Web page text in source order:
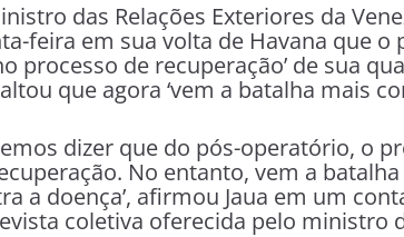
das Relações Exteriores da
feira em sua volta de Havana que o
processo de recuperação’ de sua
que agora ‘vem a batalha mais
dizer que do pós-operatório, o
No entanto, vem a
a doença’, afirmou Jaua em um
coletiva oferecida pelo ministro